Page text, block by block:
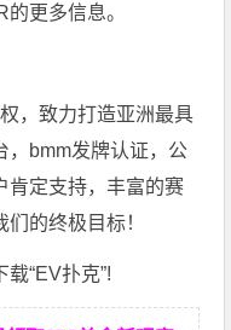
更多信息。
，致力打造亚洲最具
，bmm发牌认证，公
肯定支持，丰富的赛
的终极目标！
“EV扑克”!